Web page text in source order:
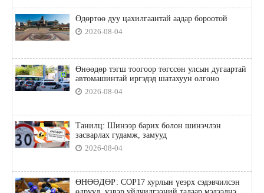
Өдөртөө дуу цахилгаантай аадар бороотой
2026-08-04
Өнөөдөр тэгш тоогоор төгссөн улсын дугаартай
автомашинтай иргэдэд шатахуун олгоно
2026-08-04
Танилц: Шинээр барих болон шинэчлэн
засварлах гудамж, замууд
2026-08-04
ӨНӨӨДӨР: COP17 хурлын үеэрх сэдэвчилсэн